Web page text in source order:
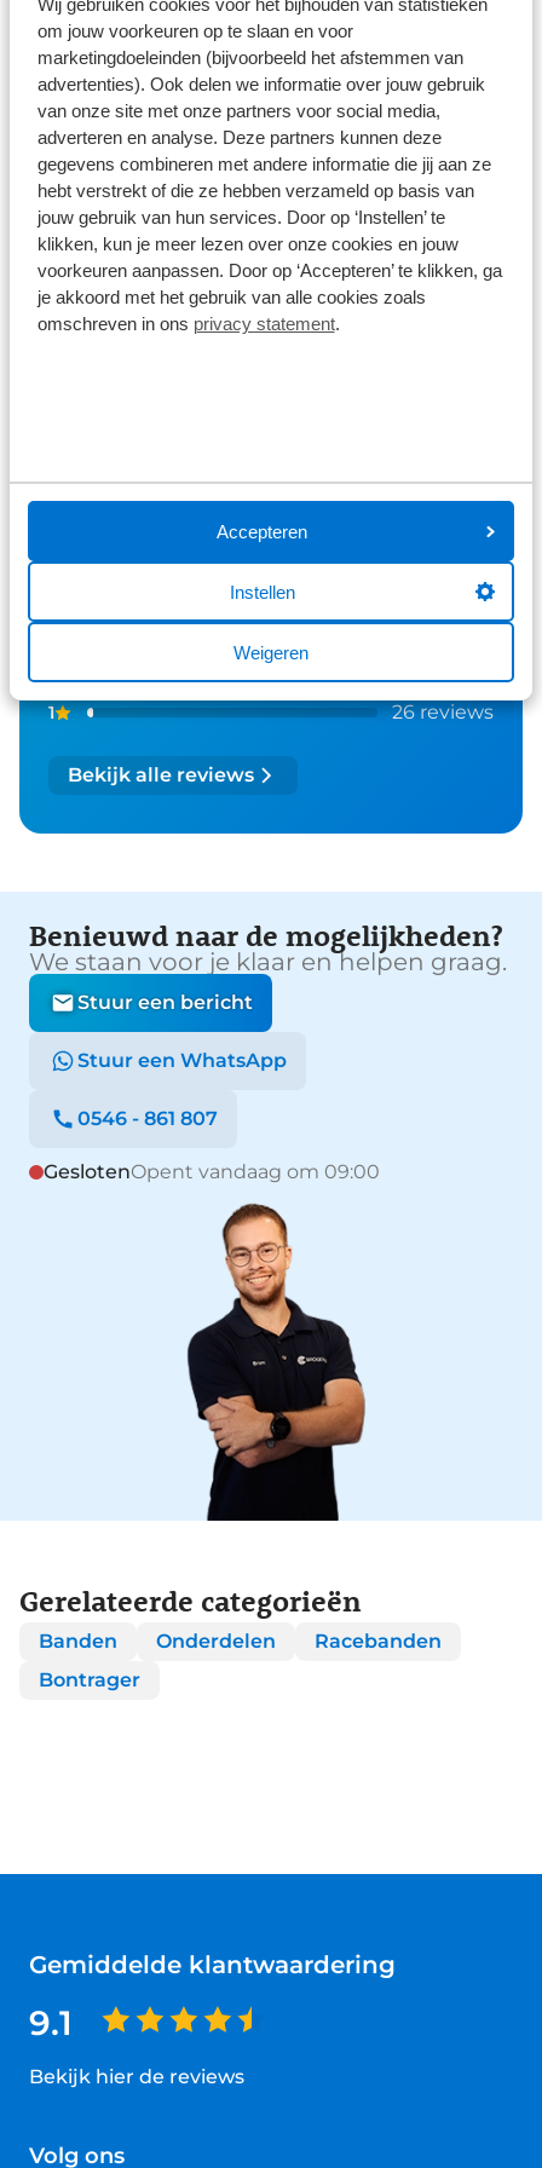
om jouw voorkeuren op te slaan en voor
marketingdoeleinden (bijvoorbeeld het afstemmen van
advertenties). Ook delen we informatie over jouw gebruik
van onze site met onze partners voor social media,
adverteren en analyse. Deze partners kunnen deze
gegevens combineren met andere informatie die jij aan ze
hebt verstrekt of die ze hebben verzameld op basis van
jouw gebruik van hun services. Door op ‘Instellen’ te
klikken, kun je meer lezen over onze cookies en jouw
voorkeuren aanpassen. Door op ‘Accepteren’ te klikken, ga
je akkoord met het gebruik van alle cookies zoals
omschreven in ons privacy statement.
Accepteren
Instellen
Weigeren
hieldraad tot hieldraad loopt voor nog meer
duurzaamheid en bescherming. De AW3-banden
worden vervaardigd uit TR-Endure, een speciaal
rubbermengsel dat zorgt voor een hoge
duurzaamheid en een lage rolweerstand op
verharde ondergrond. Dit draagt bij aan de lange
levensduur van de band. Het soepel rollende
loopvlak is voorzien van lichte profielgroeven, wat
zorgt voor betrouwbare tractie en een vertrouwd
rijgevoel onder alle weersomstandigheden, zowel in
de zon als in de regen. Een versterkte slijtrand
beschermt bovendien de zijwanden en de
Type
Racebanden
Alle specificaties
Disclaimer
De specificaties en onderdelen zijn gegeven op basis van aanlevering
van de leverancier. Op basis van beschikbaarheid of wijzigingen bij de
leverancier kunnen specificaties afwijken.
9,0
1163 reviews
289 reviews
3 61 reviews
1 26 reviews
Bekijk alle reviews
Benieuwd naar de mogelijkheden?
We staan voor je klaar en helpen graag.
Stuur een bericht
Stuur een WhatsApp
0546 - 861 807
GeslotenOpent vandaag om 09:00
Gerelateerde categorieën
Banden Onderdelen
Racebanden
Bontrager
Gemiddelde klantwaardering
9.1
Bekijk hier de reviews
van
Volg ons